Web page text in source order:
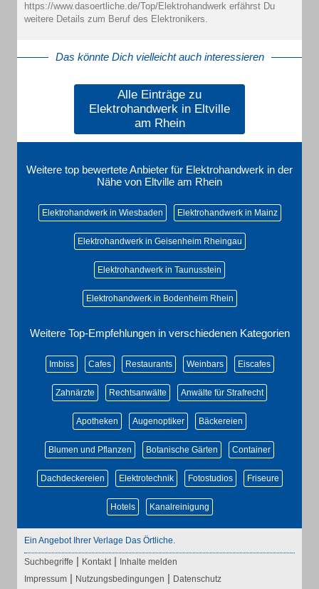
https://www.dasoertliche.de/Top/Elektrohandwerk erfährst Du
weitere Details zum Beruf des Elektronikers.
Das könnte Dich vielleicht auch interessieren
Alle Einträge zu
Elektrohandwerk in Eltville
am Rhein
Weitere top bewertete Anbieter für Elektrohandwerk in der
Nähe von Eltville am Rhein
Elektrohandwerk in Wiesbaden Elektrohandwerk in Mainz
Elektrohandwerk in Geisenheim Rheingau
Elektrohandwerk in Taunusstein
Elektrohandwerk in Bodenheim Rhein
Weitere Top-Empfehlungen in verschiedenen Kategorien
Imbiss Cafes Restaurants Weinbars Eiscafes
Zahnärzte Rechtsanwälte Anwälte für Strafrecht
Apotheken Augenoptiker Bäckereien
Blumen und Pflanzen Botanische Gärten Container
Dachdeckereien Elektrotechnik Fotostudios Friseure
Hotels Kanalreinigung
Ein Angebot Ihrer Verlage Das Örtliche.
Suchbegriffe | Kontakt | Inhalte melden
Impressum | Nutzungsbedingungen | Datenschutz